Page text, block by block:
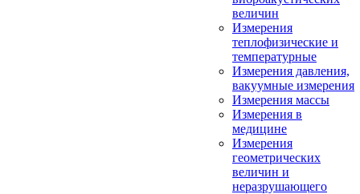
величин
Измерения
теплофизические и
температурные
Измерения давления,
вакуумные измерения
Измерения массы
Измерения в
медицине
Измерения
геометрических
величин и
неразрушающего